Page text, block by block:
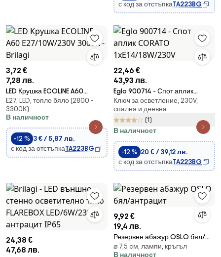
с код за отстъпкаTA223BG
3,72 €
7,28 лв.
LED Крушка ECOLINE A60
E27/10W/230V 3000K - Brilagi
E27, LED, топло бяло (2800 -
3300К)
В наличност
-12 % 3 € / 5,87 лв.
с код за отстъпкаTA223BG
22,46 €
43,93 лв.
Eglo 900714 - Спот аплик
CORATO 1xE14/18W/230V
Ключ за осветление, 230V,
спалня и дневна
(1)
В наличност
-12 % 20 € / 39,12 лв.
с код за отстъпкаTA223BG
24,38 €
47,68 лв.
9,92 €
19,4 лв.
Резервен абажур OSLO бял/
антрацит
⌀ 7,5 cм, лампи, кръгъл
В наличност